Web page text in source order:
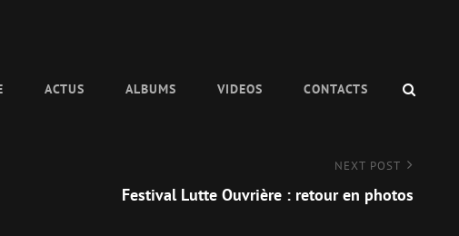
ACTUS ALBUMS VIDEOS CONTACTS
NEXT POST
Festival Lutte Ouvrière : retour en photos